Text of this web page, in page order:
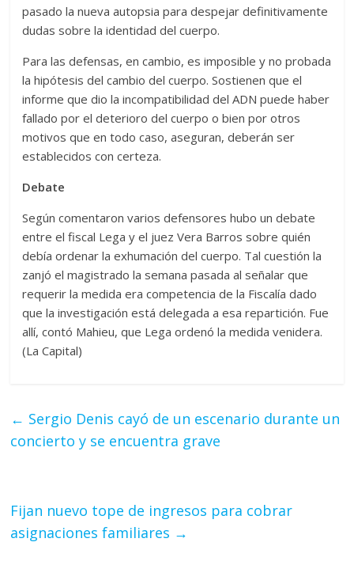
pasado la nueva autopsia para despejar definitivamente
dudas sobre la identidad del cuerpo.
Para las defensas, en cambio, es imposible y no probada
la hipótesis del cambio del cuerpo. Sostienen que el
informe que dio la incompatibilidad del ADN puede haber
fallado por el deterioro del cuerpo o bien por otros
motivos que en todo caso, aseguran, deberán ser
establecidos con certeza.
Debate
Según comentaron varios defensores hubo un debate
entre el fiscal Lega y el juez Vera Barros sobre quién
debía ordenar la exhumación del cuerpo. Tal cuestión la
zanjó el magistrado la semana pasada al señalar que
requerir la medida era competencia de la Fiscalía dado
que la investigación está delegada a esa repartición. Fue
allí, contó Mahieu, que Lega ordenó la medida venidera.
(La Capital)
← Sergio Denis cayó de un escenario durante un
concierto y se encuentra grave
Fijan nuevo tope de ingresos para cobrar
asignaciones familiares →